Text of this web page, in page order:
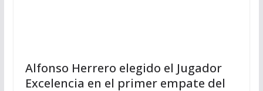
Alfonso Herrero elegido el Jugador
Excelencia en el primer empate del